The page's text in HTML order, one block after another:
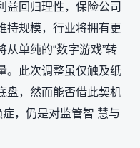
益回归理性，保险公司
持规模，行业将拥有更
单纯的“数字游戏”转
。此次调整虽仅触及纸
盘，然而能否借此契机
，仍是对监管智 慧与